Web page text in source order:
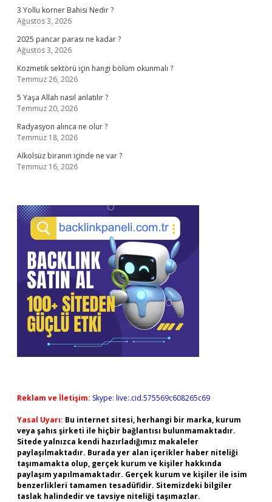
3 Yollu korner Bahisi Nedir ?
Ağustos 3, 2026
2025 pancar parası ne kadar ?
Ağustos 3, 2026
Kozmetik sektörü için hangi bölüm okunmalı ?
Temmuz 26, 2026
5 Yaşa Allah nasıl anlatılır ?
Temmuz 20, 2026
Radyasyon alınca ne olur ?
Temmuz 18, 2026
Alkolsüz biranın içinde ne var ?
Temmuz 16, 2026
Reklam ve İletişim: Skype: live:.cid.575569c608265c69
Yasal Uyarı: Bu internet sitesi, herhangi bir marka, kurum
veya şahıs şirketi ile hiçbir bağlantısı bulunmamaktadır.
Sitede yalnızca kendi hazırladığımız makaleler
paylaşılmaktadır. Burada yer alan içerikler haber niteliği
taşımamakta olup, gerçek kurum ve kişiler hakkında
paylaşım yapılmamaktadır. Gerçek kurum ve kişiler ile isim
benzerlikleri tamamen tesadüfidir. Sitemizdeki bilgiler
taslak halindedir ve tavsiye niteliği taşımazlar.